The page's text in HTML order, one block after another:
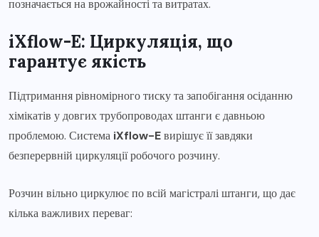
позначається на врожайності та витратах.
iXflow-E: Циркуляція, що
гарантує якість
Підтримання рівномірного тиску та запобігання осіданню
хімікатів у довгих трубопроводах штанги є давньою
проблемою. Система iXflow-Eвирішує її завдяки
безперервній циркуляції робочого розчину.
Розчин вільно циркулює по всій магістралі штанги, що дає
кілька важливих переваг: